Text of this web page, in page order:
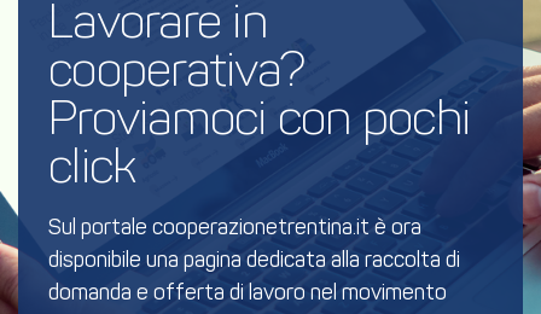
Lavorare in
cooperativa?
Proviamoci con pochi
click
Sul portale cooperazionetrentina.it è ora
disponibile una pagina dedicata alla raccolta di
domanda e offerta di lavoro nel movimento